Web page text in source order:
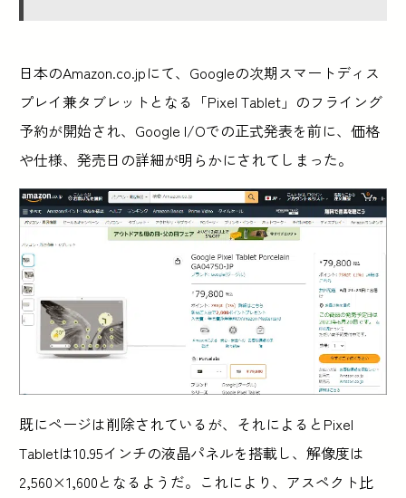
日本のAmazon.co.jpにて、Googleの次期スマートディス
プレイ兼タブレットとなる「Pixel Tablet」のフライング
予約が開始され、Google I/Oでの正式発表を前に、価格
や仕様、発売日の詳細が明らかにされてしまった。
既にページは削除されているが、それによるとPixel
Tabletは10.95インチの液晶パネルを搭載し、解像度は
2,560×1,600となるようだ。これにより、アスペクト比